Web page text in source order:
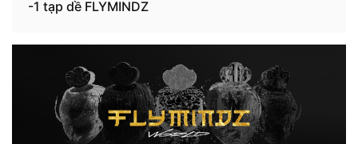
-1 tạp dề FLYMINDZ